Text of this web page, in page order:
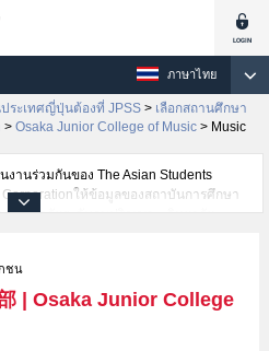
ภาษาไทย
ะเทศญี่ปุ่นต้องที่ JPSS > เลือกสถานศึกษา
> Osaka Junior College of Music > Music
งานร่วมกันของ The Asian Students
Corporationให้ข้อมูลของสถาบันการศึกษา
วิทยาลัยระดับอนุปริญญา・วิทยาลัย
ณะ,ข้อมูลการสอบคัดเลือกเข้าศึกษาเช่น
นการสอบคัดเลือกเป็นต้น,แนะนำสถาน
เชิญใช้บริการค้นหาข้อมูลตามอัธยาศัย
ชน
| Osaka Junior College